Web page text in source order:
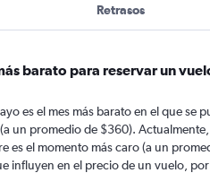
Retrasos
barato para reservar un
es el mes más barato en el que se
un promedio de $360). Actualmente,
es el momento más caro (a un
influyen en el precio de un vuelo,